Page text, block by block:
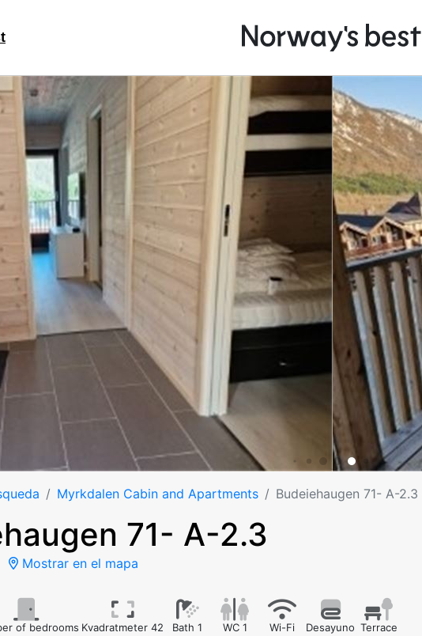
Myrkdalen Cabin and Apartments Budeiehaugen 71- A-2.3
71- A-2.3
Mostrar en el mapa
of bedrooms Kvadratmeter 42 Bath 1 WC 1 Wi-Fi Desayuno Terrace